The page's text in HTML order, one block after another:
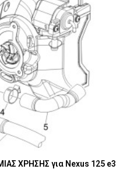
ΧΡΗΣΗΣ για Nexus 125 e3